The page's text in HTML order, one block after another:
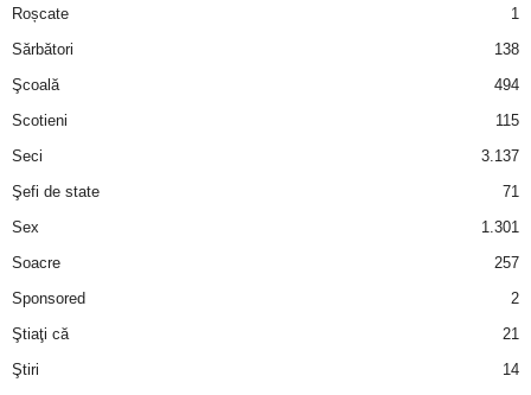
Roșcate
1
Sărbători
138
Şcoală
494
Scotieni
115
Seci
3.137
Şefi de state
71
Sex
1.301
Soacre
257
Sponsored
2
Ştiaţi că
21
Ştiri
14